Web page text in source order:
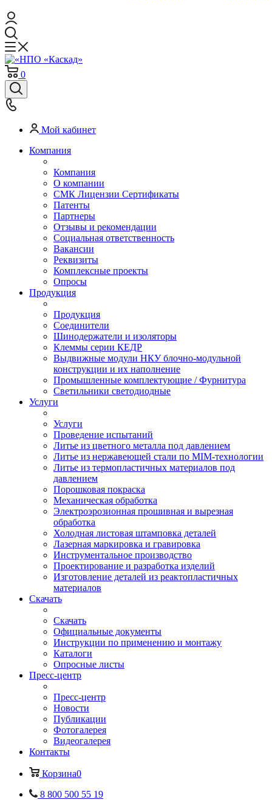
0
Мой кабинет
Компания
Компания
О компании
СМК Лицензии Сертификаты
Патенты
Партнеры
Отзывы и рекомендации
Социальная ответственность
Вакансии
Реквизиты
Комплексные проекты
Опросы
Продукция
Продукция
Соединители
Шинодержатели и изоляторы
Клеммы серии КЕДР
Выдвижные модули НКУ блочно-модульной
конструкции и их наполнение
Промышленные комплектующие / Фурнитура
Светильники светодиодные
Услуги
Услуги
Проведение испытаний
Литье из цветного металла под давлением
Литье из нержавеющей стали по MIM-технологии
Литье из термопластичных материалов под
давлением
Порошковая покраска
Механическая обработка
Электроэрозионная прошивная и вырезная
обработка
Холодная листовая штамповка деталей
Лазерная маркировка и гравировка
Инструментальное производство
Проектирование и разработка изделий
Изготовление деталей из реактопластичных
материалов
Скачать
Скачать
Официальные документы
Инструкции по применению и монтажу
Каталоги
Опросные листы
Пресс-центр
Пресс-центр
Новости
Публикации
Фотогалерея
Видеогалерея
Контакты
Корзина0
8 800 500 55 19